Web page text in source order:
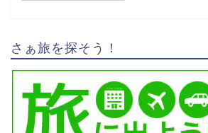
さぁ旅を探そう！